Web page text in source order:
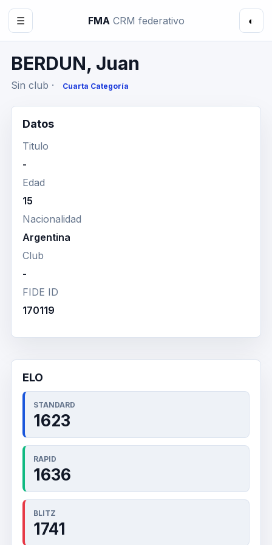
☰ FMA CRM federativo ◐
BERDUN, Juan
Sin club · Cuarta Categoría
Datos
Titulo
-
Edad
15
Nacionalidad
Argentina
Club
-
FIDE ID
170119
ELO
STANDARD
1623
RAPID
1636
BLITZ
1741